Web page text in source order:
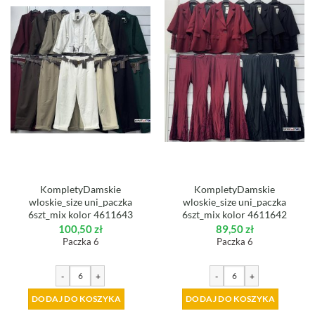
KompletyDamskie
wloskie_size uni_paczka
6szt_mix kolor 4611643
100,50zł
Paczka 6
- +
DODAJ DO KOSZYKA
KompletyDamskie
wloskie_size uni_paczka
6szt_mix kolor 4611642
89,50zł
Paczka 6
- +
DODAJ DO KOSZYKA